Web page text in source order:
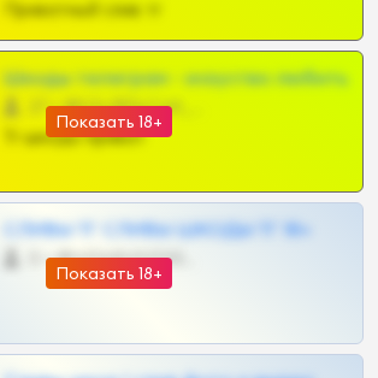
Приватный слив тг
Показать 18+
Шкоды телеграм - искуство любить
27 •
Тг шкоды приват
Показать 18+
СЛИВЫ ТГ СЛИВЫ ШКОДЫ ТГ 18+
0 •